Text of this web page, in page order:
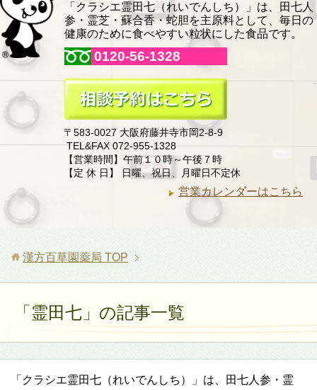
「クラシエ霊田七（れいでんしち）」は、田七人
参・霊芝・蘇合香・蛇胆を主原料として、毎日の
健康のために食べやすい粒状にした食品です。
0120-56-1328
〒583-0027 大阪府藤井寺市岡2-8-9
TEL&FAX 072-955-1328
【営業時間】午前１０時～午後７時
【定 休 日】 日曜、祝日、月曜日不定休
営業カレンダーはこちら
漢方百草園薬局 TOP
「霊田七」の記事一覧
「クラシエ霊田七（れいでんしち）」は、田七人参・霊